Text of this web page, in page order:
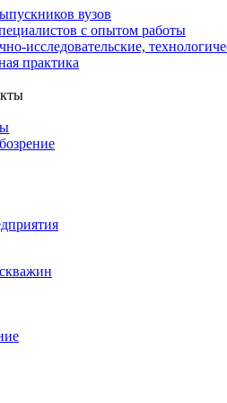
вузов
с опытом работы
исследовательские,
практика